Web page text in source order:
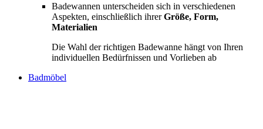
Badewannen unterscheiden sich in verschiedenen
Aspekten, einschließlich ihrerGröße, Form,
Materialien
Die Wahl der richtigen Badewanne hängt von Ihren
individuellen Bedürfnissen und Vorlieben ab
Badmöbel